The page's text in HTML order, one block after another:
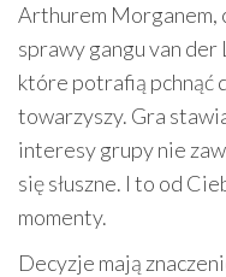
Arthurem Morganem,
sprawy gangu van
które potrafią pchnąć
towarzyszy. Gra
interesy grupy nie
się słuszne. I to od
momenty.
Decyzje mają